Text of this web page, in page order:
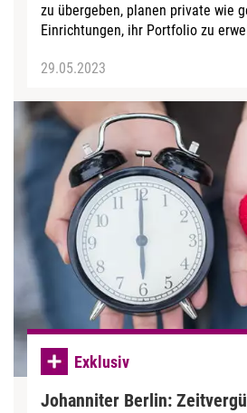
zu übergeben, planen private wie
Einrichtungen, ihr Portfolio zu
29.05.2023
Exklusiv
Johanniter Berlin: